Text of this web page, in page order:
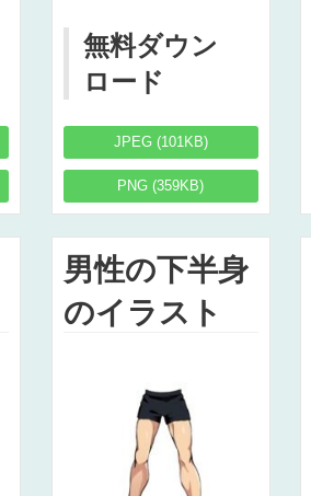
無料ダウン
ロード
JPEG (101KB)
PNG (359KB)
男性の下半身
のイラスト